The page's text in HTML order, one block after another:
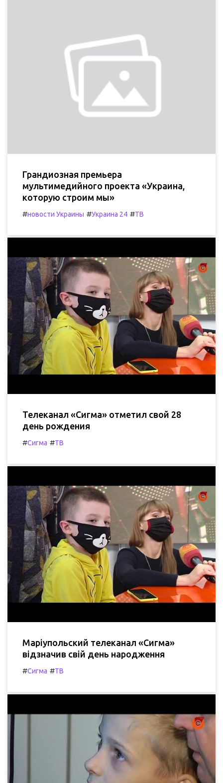
Грандиозная премьера
мультимедийного проекта «Украина,
которую строим мы»
#новости Украины #Украина 24 #ТВ
Телеканал «Сигма» отметил свой 28
день рождения
#Сигма #ТВ
Маріупольский телеканал «Сигма»
відзначив свій день народження
#Сигма #ТВ